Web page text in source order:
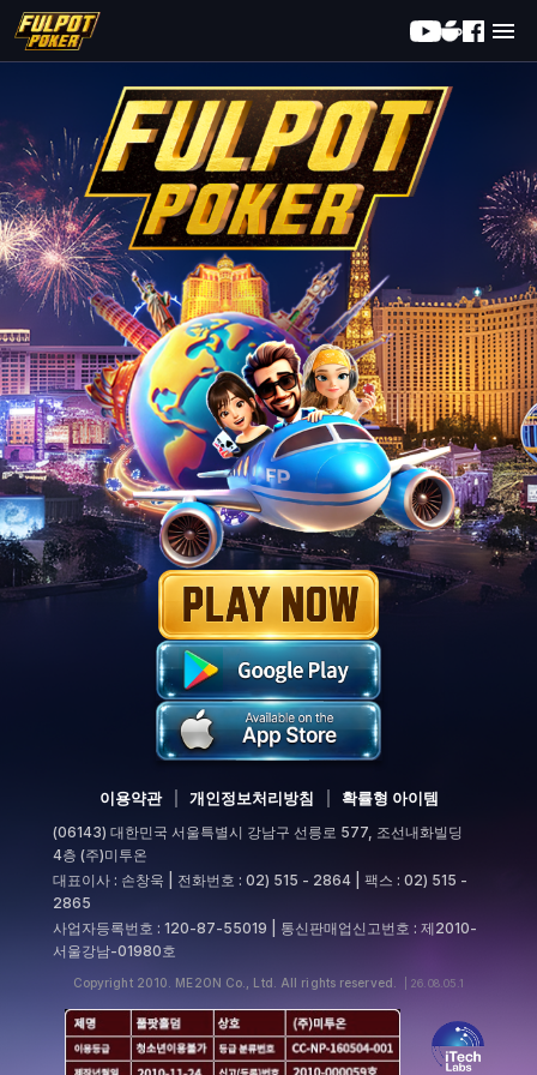
이용약관 개인정보처리방침 확률형 아이템
(06143) 대한민국 서울특별시 강남구 선릉로 577, 조선내화빌딩
4층 (주)미투온
대표이사 : 손창욱 | 전화번호 : 02) 515 - 2864 | 팩스 : 02) 515 -
2865
사업자등록번호 : 120-87-55019 | 통신판매업신고번호 : 제2010-
서울강남-01980호
Copyright 2010. ME2ON Co., Ltd. All rights reserved. | 26.08.05.1